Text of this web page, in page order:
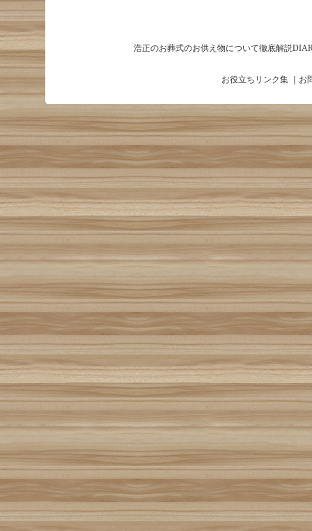
浩正のお葬式のお供え物について徹底解説
お役立ちリンク集｜ お